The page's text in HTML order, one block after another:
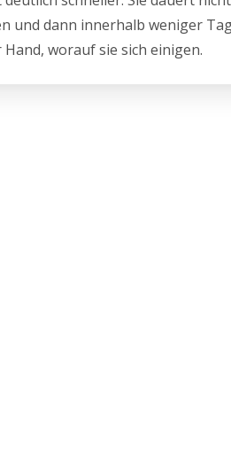
und dann innerhalb weniger
worauf sie sich einigen.